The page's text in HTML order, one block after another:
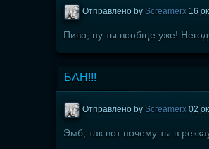
Отправлено byScreamerx 16
Пиво, ну ты вообще уже!
БАН!!!
Отправлено byScreamerx 02
Эмб, так вот почему ты в